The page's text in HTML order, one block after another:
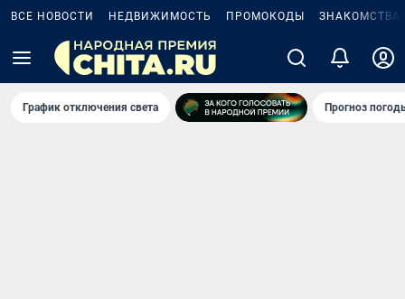
ВСЕ НОВОСТИ НЕДВИЖИМОСТЬ ПРОМОКОДЫ ЗНАКОМСТВА
График отключения света Прогноз